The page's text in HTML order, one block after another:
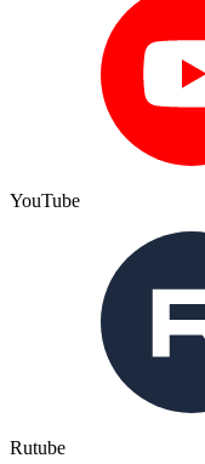
YouTube
Rutube